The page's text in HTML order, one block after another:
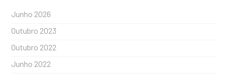
Junho 2026
Outubro 2023
Outubro 2022
Junho 2022